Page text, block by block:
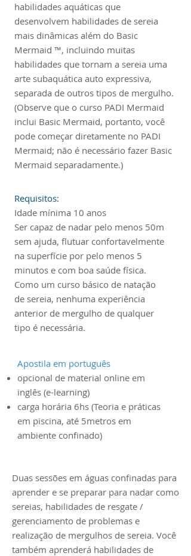
habilidades aquáticas que
desenvolvem habilidades de sereia
mais dinâmicas além do Basic
Mermaid ™, incluindo muitas
habilidades que tornam a sereia uma
arte subaquática auto expressiva,
separada de outros tipos de mergulho.
(Observe que o curso PADI Mermaid
inclui Basic Mermaid, portanto, você
pode começar diretamente no PADI
Mermaid; não é necessário fazer Basic
Mermaid separadamente.)
Requisitos:
Idade mínima 10 anos
Ser capaz de nadar pelo menos 50m
sem ajuda, flutuar confortavelmente
na superfície por pelo menos 5
minutos e com boa saúde física.
Como um curso básico de natação
de sereia, nenhuma experiência
anterior de mergulho de qualquer
tipo é necessária.
Apostila em português
opcional de material online em
inglês (e-learning)
carga horária 6hs (Teoria e práticas
em piscina, até 5metros em
ambiente confinado)
Duas sessões em águas confinadas para
aprender e se preparar para nadar como
sereias, habilidades de resgate /
gerenciamento de problemas e
realização de mergulhos de sereia. Você
também aprenderá habilidades de